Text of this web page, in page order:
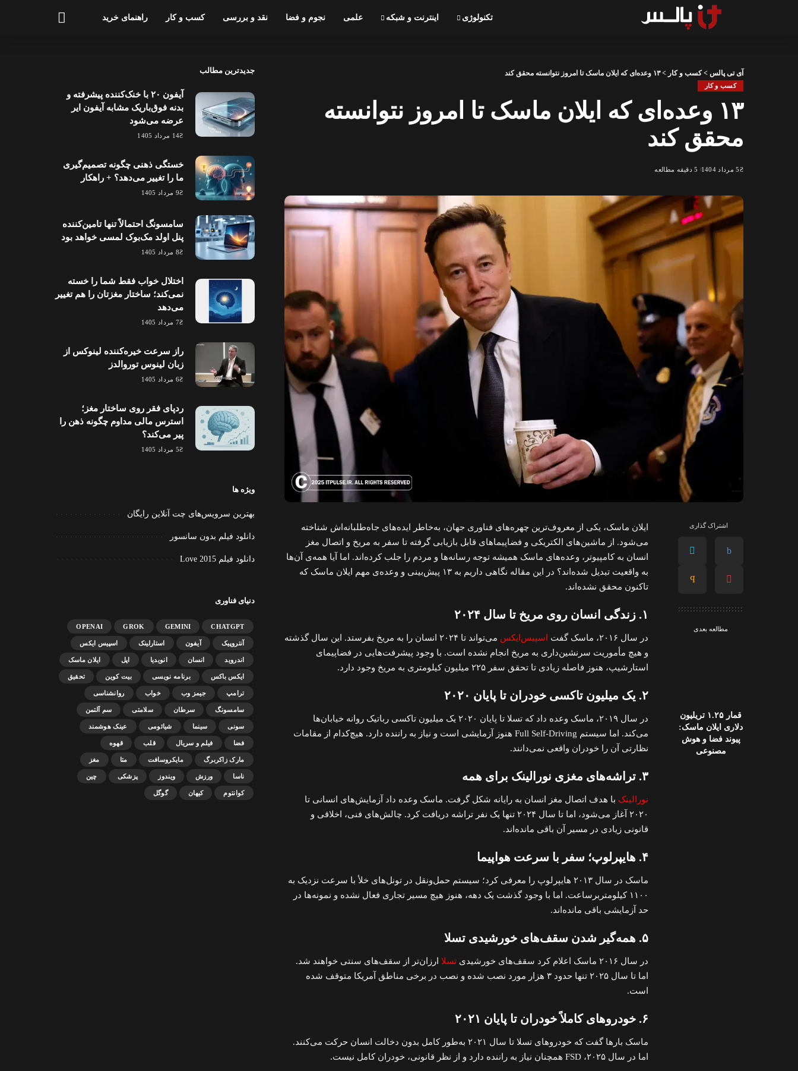
تکنولوژی اینترنت و شبکه علمی نجوم و فضا نقد و بررسی کسب و کار راهنمای خرید
آی تی پالس >کسب و کار >۱۳ وعده‌ای که ایلان ماسک تا امروز نتوانسته محقق کند
کسب و کار
۱۳ وعده‌ای که ایلان ماسک تا امروز نتوانسته
محقق کند
5 مرداد 1404 5 دقیقه مطالعه
اشتراک گذاری
مطالعه بعدی
قمار ۱.۲۵ تریلیون
دلاری ایلان ماسک:
پیوند فضا و هوش
مصنوعی
ایلان ماسک، یکی از معروف‌ترین چهره‌های فناوری جهان، به‌خاطر ایده‌های جاه‌طلبانه‌اش شناخته
می‌شود. از ماشین‌های الکتریکی و فضاپیماهای قابل بازیابی گرفته تا سفر به مریخ و اتصال مغز
انسان به کامپیوتر، وعده‌های ماسک همیشه توجه رسانه‌ها و مردم را جلب کرده‌اند. اما آیا همه‌ی آن‌ها
به واقعیت تبدیل شده‌اند؟ در این مقاله نگاهی داریم به ۱۳ پیش‌بینی و وعده‌ی مهم ایلان ماسک که
تاکنون محقق نشده‌اند.
۱. زندگی انسان روی مریخ تا سال ۲۰۲۴
در سال ۲۰۱۶، ماسک گفت اسپیس‌ایکس
می‌تواند تا ۲۰۲۴ انسان را به مریخ بفرستد. این سال گذشته
و هیچ مأموریت سرنشین‌داری به مریخ انجام نشده است. با وجود پیشرفت‌هایی در فضاپیمای
استارشیپ، هنوز فاصله زیادی تا تحقق سفر ۲۲۵ میلیون کیلومتری به مریخ وجود دارد.
۲. یک میلیون تاکسی خودران تا پایان ۲۰۲۰
در سال ۲۰۱۹، ماسک وعده داد که تسلا تا پایان ۲۰۲۰ یک میلیون تاکسی رباتیک روانه خیابان‌ها
می‌کند. اما سیستم Full Self-Driving هنوز آزمایشی است و نیاز به راننده دارد. هیچ‌کدام از مقامات
نظارتی آن را خودران واقعی نمی‌دانند.
۳. تراشه‌های مغزی نورالینک برای همه
نورالینک با هدف اتصال مغز انسان به رایانه شکل گرفت. ماسک وعده داد آزمایش‌های انسانی تا
۲۰۲۰ آغاز می‌شود، اما تا سال ۲۰۲۴ تنها یک نفر تراشه دریافت کرد. چالش‌های فنی، اخلاقی و
قانونی زیادی در مسیر آن باقی مانده‌اند.
۴. هایپرلوپ؛ سفر با سرعت هواپیما
ماسک در سال ۲۰۱۳ هایپرلوپ را معرفی کرد؛ سیستم حمل‌ونقل در تونل‌های خلأ با سرعت نزدیک به
۱۱۰۰ کیلومتربرساعت. اما با وجود گذشت یک دهه، هنوز هیچ مسیر تجاری فعال نشده و نمونه‌ها در
حد آزمایشی باقی مانده‌اند.
۵. همه‌گیر شدن سقف‌های خورشیدی تسلا
در سال ۲۰۱۶ ماسک اعلام کرد سقف‌های خورشیدی تسلا ارزان‌تر از سقف‌های سنتی خواهند شد.
اما تا سال ۲۰۲۵ تنها حدود ۳ هزار مورد نصب شده و نصب در برخی مناطق آمریکا متوقف شده
است.
۶. خودروهای کاملاً خودران تا پایان ۲۰۲۱
ماسک بارها گفت که خودروهای تسلا تا سال ۲۰۲۱ به‌طور کامل بدون دخالت انسان حرکت می‌کنند.
اما در سال ۲۰۲۵، FSD همچنان نیاز به راننده دارد و از نظر قانونی، خودران کامل نیست.
جدیدترین مطالب
آیفون ۲۰ با خنک‌کننده پیشرفته و
بدنه فوق‌باریک مشابه آیفون ایر
عرضه می‌شود
14 مرداد 1405
خستگی ذهنی چگونه تصمیم‌گیری
ما را تغییر می‌دهد؟ + راهکار
9 مرداد 1405
سامسونگ احتمالاً تنها تامین‌کننده
پنل اولد مک‌بوک لمسی خواهد بود
8 مرداد 1405
اختلال خواب فقط شما را خسته
نمی‌کند؛ ساختار مغزتان را هم تغییر
می‌دهد
7 مرداد 1405
راز سرعت خیره‌کننده لینوکس از
زبان لینوس توروالدز
6 مرداد 1405
ردپای فقر روی ساختار مغز؛
استرس مالی مداوم چگونه ذهن را
پیر می‌کند؟
5 مرداد 1405
ویژه ها
بهترین سرویس‌های چت آنلاین رایگان
دانلود فیلم بدون سانسور
دانلود فیلم Love 2015
دنیای فناوری
CHATGPT
GEMINI
GROK
OPENAI
آنتروپیک آیفون استارلینک اسپیس ایکس
اندروید انسان انویدیا اپل ایلان ماسک
ایکس باکس برنامه نویسی بیت کوین تحقیق
ترامپ جیمز وب خواب روانشناسی
سامسونگ سرطان سلامتی سم آلتمن
سونی سینما شیائومی عینک هوشمند
فضا فیلم و سریال قلب قهوه
مارک زاکربرگ مایکروسافت متا مغز
ناسا ورزش ویندوز پزشکی چین
کوانتوم کیهان گوگل